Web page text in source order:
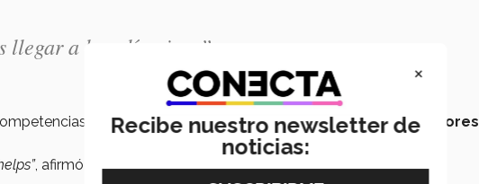
llegar a los olímpicos”.
en donde ha sidoconstanteen la búsqueda demejores
, afirmó Javier.
×
Recibe nuestro newsletter de
noticias: